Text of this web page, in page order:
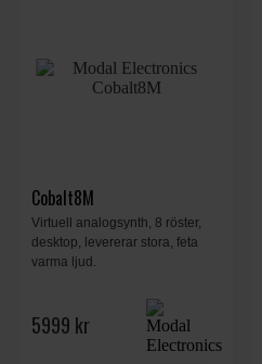
Cobalt8M
Virtuell analogsynth, 8 röster,
desktop, levererar stora, feta
varma ljud.
5999 kr